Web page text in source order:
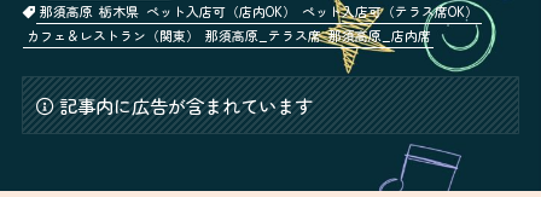
那須高原 栃木県 ペット入店可（店内OK）
ペット入店可（テラス席OK）
カフェ＆レストラン（関東）
那須高原_テラス席 那須高原_店内席
記事内に広告が含まれています